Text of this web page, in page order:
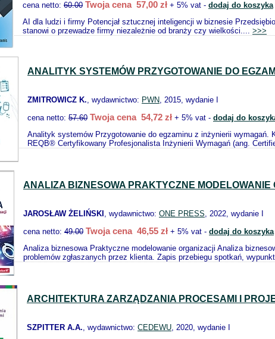
cena netto: 60.00 Twoja cena 57,00 zł + 5% vat - dodaj do koszyka
AI dla ludzi i firmy Potencjał sztucznej inteligencji w biznesie
stanowi o przewadze firmy niezależnie od branży czy wielkości.... >>>
ANALITYK SYSTEMÓW PRZYGOTOWANIE DO
ZMITROWICZ K., wydawnictwo: PWN, 2015, wydanie I
cena netto: 57.60 Twoja cena 54,72 zł + 5% vat - dodaj do
Analityk systemów Przygotowanie do egzaminu z inżynierii wymagań.
REQB® Certyfikowany Profesjonalista Inżynierii Wymagań (ang.
ANALIZA BIZNESOWA PRAKTYCZNE MODELOWANIE
JAROSŁAW ŻELIŃSKI , wydawnictwo: ONE PRESS, 2022, wydanie I
cena netto: 49.00 Twoja cena 46,55 zł + 5% vat - dodaj do koszyka
Analiza biznesowa Praktyczne modelowanie organizacji Analiza
problemów zgłaszanych przez klienta. Zapis przebiegu spotkań,
ARCHITEKTURA ZARZĄDZANIA PROCESAMI I
SZPITTER A.A., wydawnictwo: CEDEWU, 2020, wydanie I